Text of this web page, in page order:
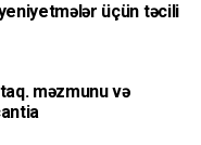
üçün təcili
məzmunu və